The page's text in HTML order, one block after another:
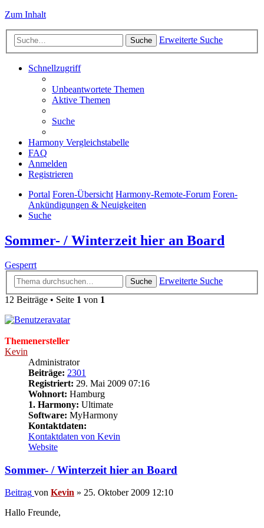
Zum Inhalt
Suche Erweiterte Suche
Schnellzugriff
Unbeantwortete Themen
Aktive Themen
Suche
Harmony Vergleichstabelle
FAQ
Anmelden
Registrieren
Portal Foren-Übersicht Harmony-Remote-Forum Foren-
Ankündigungen & Neuigkeiten
Suche
Sommer- / Winterzeit hier an Board
Gesperrt
Suche
Erweiterte Suche
12 Beiträge • Seite 1 von 1
Themenersteller
Kevin
Administrator
Beiträge: 2301
Registriert: 29. Mai 2009 07:16
Wohnort: Hamburg
1. Harmony: Ultimate
Software: MyHarmony
Kontaktdaten:
Kontaktdaten von Kevin
Website
Sommer- / Winterzeit hier an Board
Beitrag von Kevin » 25. Oktober 2009 12:10
Hallo Freunde,